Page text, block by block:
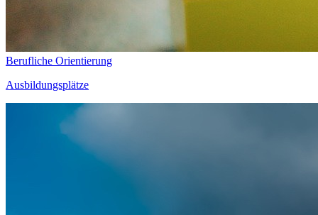
Berufliche Orientierung
Ausbildungsplätze